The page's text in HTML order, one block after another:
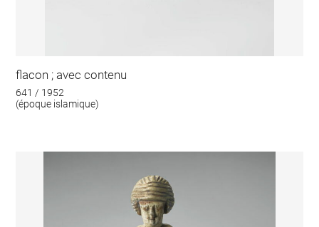
flacon ; avec contenu
641 / 1952
(époque islamique)